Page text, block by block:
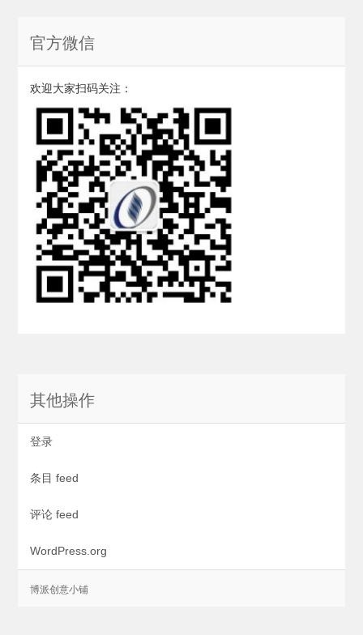
官方微信
欢迎大家扫码关注：
其他操作
登录
条目 feed
评论 feed
WordPress.org